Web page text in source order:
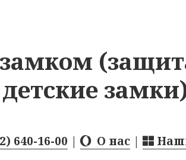
640-16-00 | О нас |